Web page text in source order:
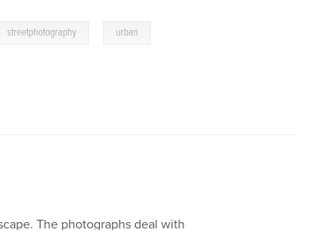
streetphotography urban
The photographs deal with